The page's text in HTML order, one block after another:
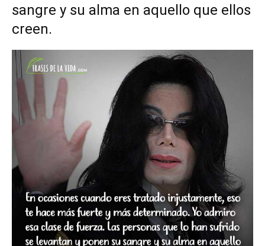
sangre y su alma en aquello que ellos
creen.